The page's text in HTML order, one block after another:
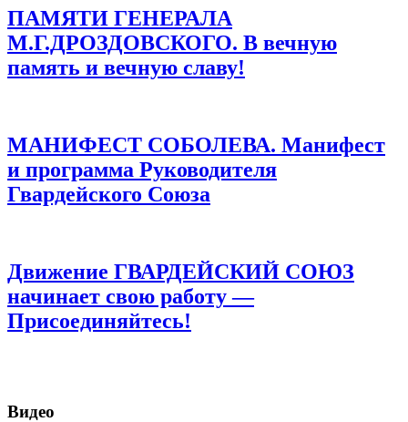
ПАМЯТИ ГЕНЕРАЛА
М.Г.ДРОЗДОВСКОГО. В вечную
память и вечную славу!
МАНИФЕСТ СОБОЛЕВА. Манифест
и программа Руководителя
Гвардейского Союза
Движение ГВАРДЕЙСКИЙ СОЮЗ
начинает свою работу —
Присоединяйтесь!
Видео